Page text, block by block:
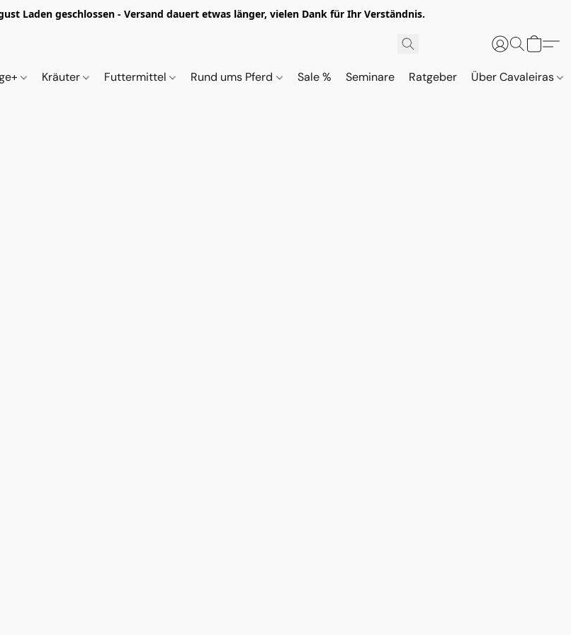
Laden geschlossen - Versand dauert etwas länger, vielen Dank für Ihr Verständnis.
Kräuter Futtermittel Rund ums Pferd Sale % Seminare Ratgeber Über Cavaleiras